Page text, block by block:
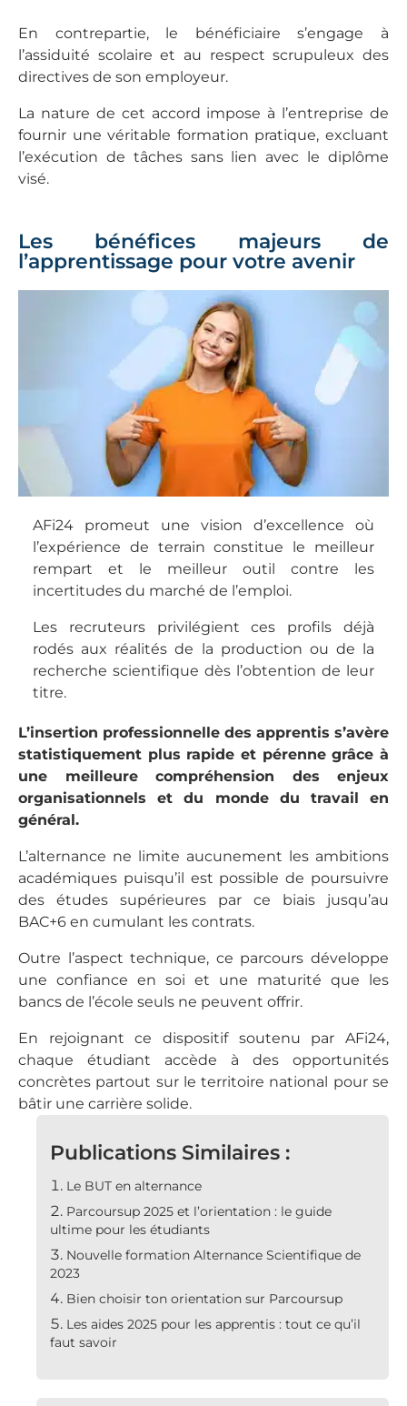
En contrepartie, le bénéficiaire s’engage à
l’assiduité scolaire et au respect scrupuleux des
directives de son employeur.
La nature de cet accord impose à l’entreprise de
fournir une véritable formation pratique, excluant
l’exécution de tâches sans lien avec le diplôme
visé.
Les bénéfices majeurs de
l’apprentissage pour votre avenir
AFi24 promeut une vision d’excellence où
l’expérience de terrain constitue le meilleur
rempart et le meilleur outil contre les
incertitudes du marché de l’emploi.
Les recruteurs privilégient ces profils déjà
rodés aux réalités de la production ou de la
recherche scientifique dès l’obtention de leur
titre.
L’insertion professionnelle des apprentis s’avère
statistiquement plus rapide et pérenne grâce à
une meilleure compréhension des enjeux
organisationnels et du monde du travail en
général.
L’alternance ne limite aucunement les ambitions
académiques puisqu’il est possible de poursuivre
des études supérieures par ce biais jusqu’au
BAC+6 en cumulant les contrats.
Outre l’aspect technique, ce parcours développe
une confiance en soi et une maturité que les
bancs de l’école seuls ne peuvent offrir.
En rejoignant ce dispositif soutenu par AFi24,
chaque étudiant accède à des opportunités
concrètes partout sur le territoire national pour se
bâtir une carrière solide.
Publications Similaires :
Le BUT en alternance
Parcoursup 2025 et l’orientation : le guide
ultime pour les étudiants
Nouvelle formation Alternance Scientifique de
2023
Bien choisir ton orientation sur Parcoursup
Les aides 2025 pour les apprentis : tout ce qu’il
faut savoir